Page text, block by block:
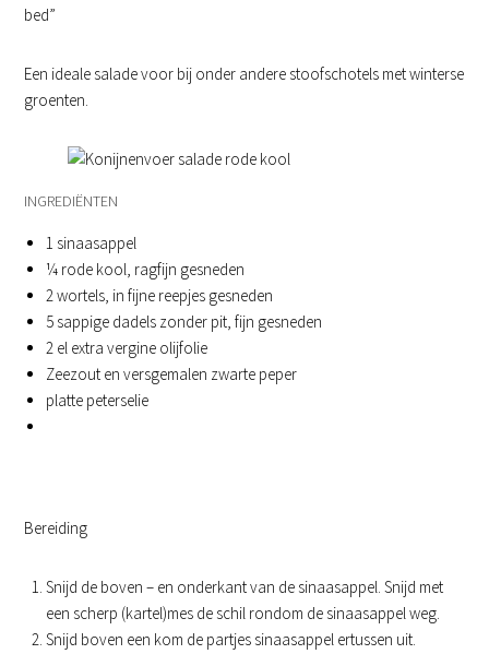
bed”
Een ideale salade voor bij onder andere stoofschotels met winterse
groenten.
INGREDIËNTEN
1 sinaasappel
¼ rode kool, ragfijn gesneden
2 wortels, in fijne reepjes gesneden
5 sappige dadels zonder pit, fijn gesneden
2 el extra vergine olijfolie
Zeezout en versgemalen zwarte peper
platte peterselie
Bereiding
Snijd de boven – en onderkant van de sinaasappel. Snijd met
een scherp (kartel)mes de schil rondom de sinaasappel weg.
Snijd boven een kom de partjes sinaasappel ertussen uit.